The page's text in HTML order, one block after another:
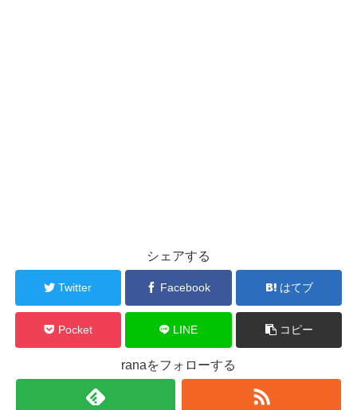
シェアする
Twitter Facebook はてブ
Pocket LINE コピー
ranaをフォローする